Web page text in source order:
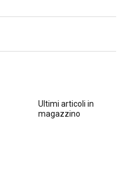
Ultimi articoli in
magazzino